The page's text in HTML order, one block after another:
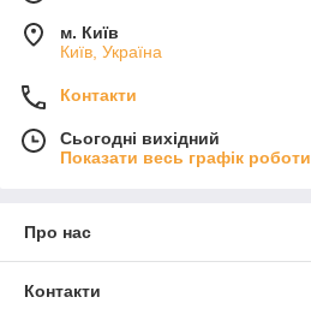
м. Київ
Київ, Україна
Контакти
Сьогодні вихідний
Показати весь графік роботи
Про нас
Контакти